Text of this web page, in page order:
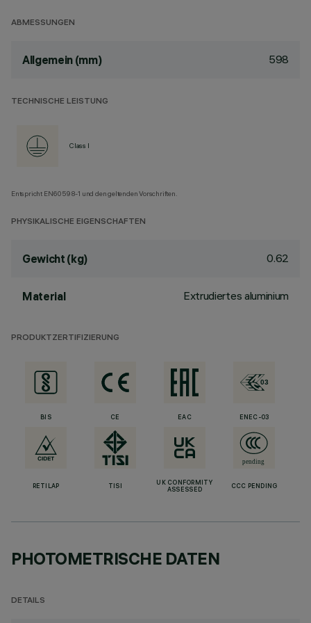
ABMESSUNGEN
Allgemein (mm) 598
TECHNISCHE LEISTUNG
Class I
Entspricht EN60598-1 und den geltenden Vorschriften.
PHYSIKALISCHE EIGENSCHAFTEN
Gewicht (kg) 0.62
Material Extrudiertes aluminium
PRODUKTZERTIFIZIERUNG
BIS CE EAC ENEC-03
RETILAP TISI
UK CONFORMITY
ASSESSED
CCC PENDING
PHOTOMETRISCHE DATEN
DETAILS